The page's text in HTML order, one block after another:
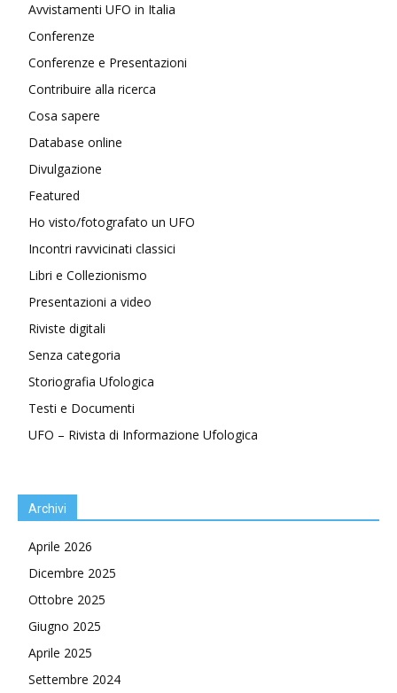
Avvistamenti UFO in Italia
Conferenze
Conferenze e Presentazioni
Contribuire alla ricerca
Cosa sapere
Database online
Divulgazione
Featured
Ho visto/fotografato un UFO
Incontri ravvicinati classici
Libri e Collezionismo
Presentazioni a video
Riviste digitali
Senza categoria
Storiografia Ufologica
Testi e Documenti
UFO – Rivista di Informazione Ufologica
Archivi
Aprile 2026
Dicembre 2025
Ottobre 2025
Giugno 2025
Aprile 2025
Settembre 2024